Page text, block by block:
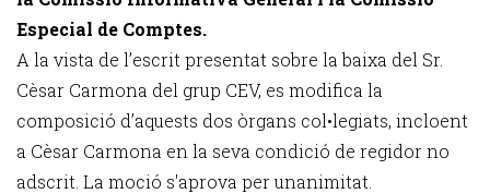
Especial de Comptes.
A la vista de l’escrit presentat sobre la baixa del Sr.
Cèsar Carmona del grup CEV, es modifica la
composició d’aquests dos òrgans col•legiats, incloent
a Cèsar Carmona en la seva condició de regidor no
adscrit. La moció s'aprova per unanimitat.